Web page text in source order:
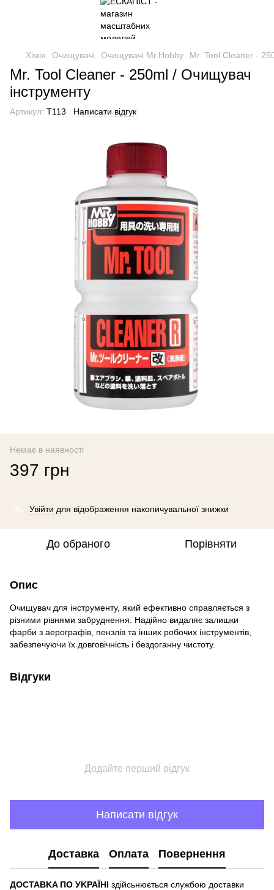
Хімія Очищувачі Очищувачі Mr.Hobby Mr. Tool Cleaner -
Mr. Tool Cleaner - 250ml / Очищувач
інструменту
Артикул: T113 Написати відгук
Немає в наявності
397 грн
% Увійти для відображення накопичувальної знижки
До обраного Порівняти
Опис
Очищувач для інструменту, який ефективно справляється з
різними рівнями забруднення. Надійно видаляє залишки
фарби з аерографів, пензлів та інших робочих інструментів,
забезпечуючи їх довговічність і бездоганну чистоту.
Відгуки
Додайте перший відгук
Написати відгук
Доставка Оплата Повернення
ДOCTABKA ПO УKPAЇHІ здійсьнюється службою доставки